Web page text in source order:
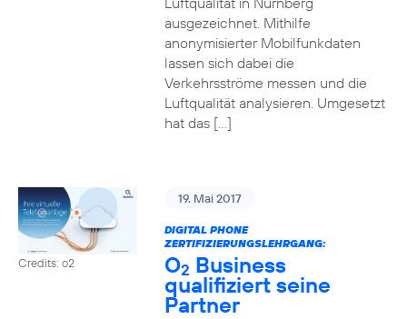
ausgezeichnet. Mithilfe
anonymisierter Mobilfunkdaten
lassen sich dabei die
Verkehrsströme messen und die
Luftqualität analysieren. Umgesetzt
hat das […]
Credits: o2
19. Mai 2017
DIGITAL PHONE
ZERTIFIZIERUNGSLEHRGANG:
O2 Business
qualifiziert seine
Partner